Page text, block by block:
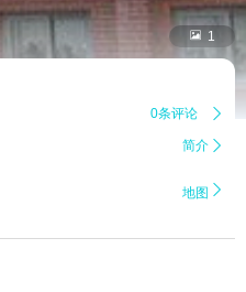
 1
0条评论 
简介 
地图 